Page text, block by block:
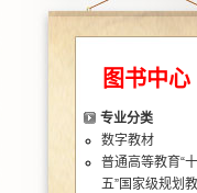
图书中心
专业分类
数字教材
普通高等教育“
五”国家级规划